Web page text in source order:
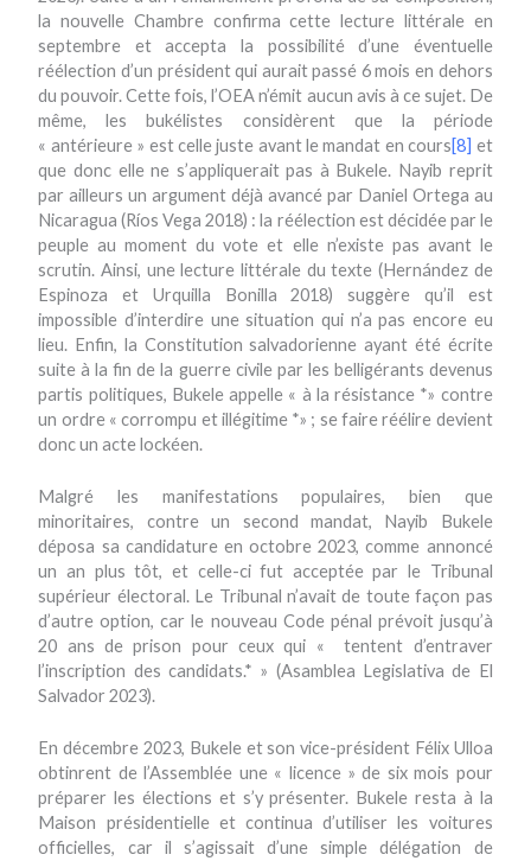
la nouvelle Chambre confirma cette lecture littérale en
septembre et accepta la possibilité d’une éventuelle
réélection d’un président qui aurait passé 6 mois en dehors
du pouvoir. Cette fois, l’OEA n’émit aucun avis à ce sujet. De
même, les bukélistes considèrent que la période
« antérieure » est celle juste avant le mandat en cours[8] et
que donc elle ne s’appliquerait pas à Bukele. Nayib reprit
par ailleurs un argument déjà avancé par Daniel Ortega au
Nicaragua (Ríos Vega 2018) : la réélection est décidée par le
peuple au moment du vote et elle n’existe pas avant le
scrutin. Ainsi, une lecture littérale du texte (Hernández de
Espinoza et Urquilla Bonilla 2018) suggère qu’il est
impossible d’interdire une situation qui n’a pas encore eu
lieu. Enfin, la Constitution salvadorienne ayant été écrite
suite à la fin de la guerre civile par les belligérants devenus
partis politiques, Bukele appelle « à la résistance *» contre
un ordre « corrompu et illégitime *» ; se faire réélire devient
donc un acte lockéen.
Malgré les manifestations populaires, bien que
minoritaires, contre un second mandat, Nayib Bukele
déposa sa candidature en octobre 2023, comme annoncé
un an plus tôt, et celle-ci fut acceptée par le Tribunal
supérieur électoral. Le Tribunal n’avait de toute façon pas
d’autre option, car le nouveau Code pénal prévoit jusqu’à
20 ans de prison pour ceux qui « tentent d’entraver
l’inscription des candidats.* » (Asamblea Legislativa de El
Salvador 2023).
En décembre 2023, Bukele et son vice-président Félix Ulloa
obtinrent de l’Assemblée une « licence » de six mois pour
préparer les élections et s’y présenter. Bukele resta à la
Maison présidentielle et continua d’utiliser les voitures
officielles, car il s’agissait d’une simple délégation de